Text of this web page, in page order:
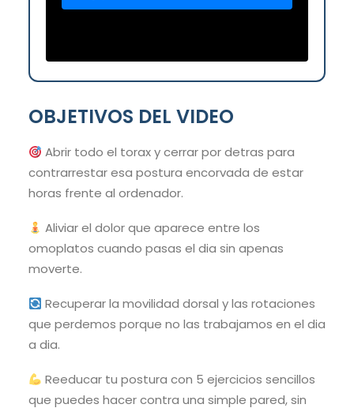
OBJETIVOS DEL VIDEO
Abrir todo el torax y cerrar por detras para
contrarrestar esa postura encorvada de estar
horas frente al ordenador.
Aliviar el dolor que aparece entre los
omoplatos cuando pasas el dia sin apenas
moverte.
Recuperar la movilidad dorsal y las rotaciones
que perdemos porque no las trabajamos en el dia
a dia.
Reeducar tu postura con 5 ejercicios sencillos
que puedes hacer contra una simple pared, sin